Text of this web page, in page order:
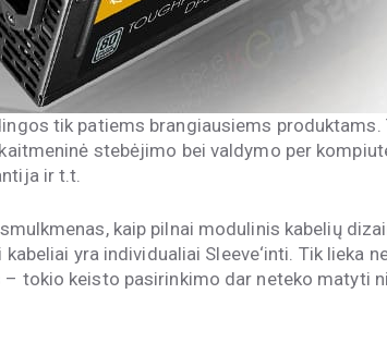
tik patiems brangiausiems produktams.
stebėjimo bei valdymo per
ir t.t.
kaip pilnai modulinis kabelių
yra individualiai Sleeve‘inti. Tik lieka
tokio keisto pasirinkimo dar neteko matyti